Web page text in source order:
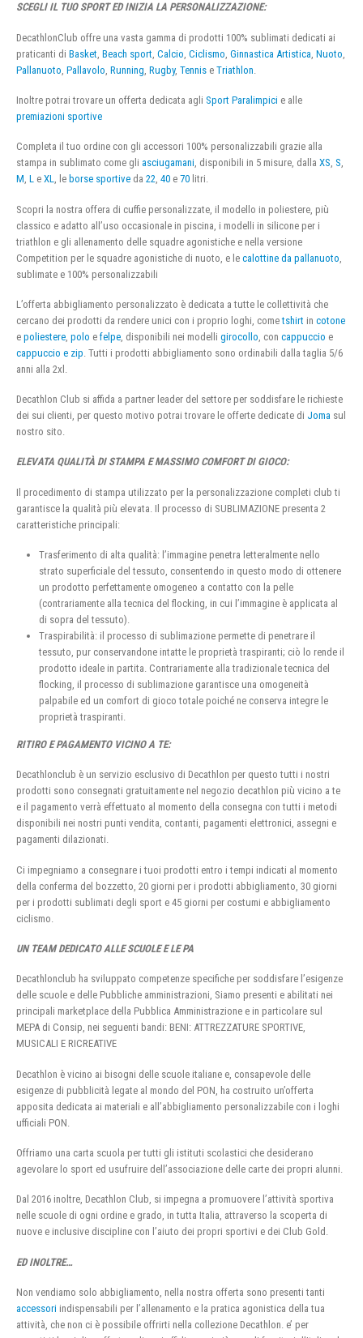
SCEGLI IL TUO SPORT ED INIZIA LA PERSONALIZZAZIONE:
DecathlonClub offre una vasta gamma di prodotti 100% sublimati dedicati ai
praticanti di Basket Beach sport Calcio Ciclismo Ginnastica Artistica Nuoto
Pallanuoto Pallavolo Running Rugby, Tennis e Triathlon
Inoltre potrai trovare un offerta dedicata agli Sport Paralimpici e alle
premiazioni sportive
Completa il tuo ordine con gli accessori 100% personalizzabili grazie alla
stampa in sublimato come gli asciugamani, disponibili in 5 misure, dalla XS, S,
M, L e XL, le borse sportive da 22, 40 e 70 litri.
Scopri la nostra offera di cuffie personalizzate, il modello in poliestere, più
classico e adatto all’uso occasionale in piscina, i modelli in silicone per i
triathlon e gli allenamento delle squadre agonistiche e nella versione
Competition per le squadre agonistiche di nuoto, e le calottine da pallanuoto
sublimate e 100% personalizzabili
L’offerta abbigliamento personalizzato è dedicata a tutte le collettività che
cercano dei prodotti da rendere unici con i proprio loghi, cometshirt in cotone
e poliestere polo e felpe , disponibili nei modelli girocollo , con cappuccio e
cappuccio e zip . Tutti i prodotti abbigliamento sono ordinabili dalla taglia 5/6
anni alla 2xl.
Decathlon Club si affida a partner leader del settore per soddisfare le richieste
dei sui clienti, per questo motivo potrai trovare le offerte dedicate di Joma sul
nostro sito.
ELEVATA QUALITÀ DI STAMPA E MASSIMO COMFORT DI GIOCO:
Il procedimento di stampa utilizzato per la personalizzazione completi club ti
garantisce la qualità più elevata. Il processo di SUBLIMAZIONE presenta 2
caratteristiche principali:
Trasferimento di alta qualità: l’immagine penetra letteralmente nello
strato superficiale del tessuto, consentendo in questo modo di ottenere
un prodotto perfettamente omogeneo a contatto con la pelle
(contrariamente alla tecnica del flocking, in cui l’immagine è applicata al
di sopra del tessuto).
Traspirabilità: il processo di sublimazione permette di penetrare il
tessuto, pur conservandone intatte le proprietà traspiranti; ciò lo rende il
prodotto ideale in partita. Contrariamente alla tradizionale tecnica del
flocking, il processo di sublimazione garantisce una omogeneità
palpabile ed un comfort di gioco totale poiché ne conserva integre le
proprietà traspiranti.
RITIRO E PAGAMENTO VICINO A TE:
Decathlonclub è un servizio esclusivo di Decathlon per questo tutti i nostri
prodotti sono consegnati gratuitamente nel negozio decathlon più vicino a te
e il pagamento verrà effettuato al momento della consegna con tutti i metodi
disponibili nei nostri punti vendita, contanti, pagamenti elettronici, assegni e
pagamenti dilazionati.
Ci impegniamo a consegnare i tuoi prodotti entro i tempi indicati al momento
della conferma del bozzetto, 20 giorni per i prodotti abbigliamento, 30 giorni
per i prodotti sublimati degli sport e 45 giorni per costumi e abbigliamento
ciclismo.
UN TEAM DEDICATO ALLE SCUOLE E LE PA
Decathlonclub ha sviluppato competenze specifiche per soddisfare l’esigenze
delle scuole e delle Pubbliche amministrazioni, Siamo presenti e abilitati nei
principali marketplace della Pubblica Amministrazione e in particolare sul
MEPA di Consip, nei seguenti bandi: BENI: ATTREZZATURE SPORTIVE,
MUSICALI E RICREATIVE
Decathlon è vicino ai bisogni delle scuole italiane e, consapevole delle
esigenze di pubblicità legate al mondo del PON, ha costruito un’offerta
apposita dedicata ai materiali e all’abbigliamento personalizzabile con i loghi
ufficiali PON.
Offriamo una carta scuola per tutti gli istituti scolastici che desiderano
agevolare lo sport ed usufruire dell’associazione delle carte dei propri alunni.
Dal 2016 inoltre, Decathlon Club, si impegna a promuovere l’attività sportiva
nelle scuole di ogni ordine e grado, in tutta Italia, attraverso la scoperta di
nuove e inclusive discipline con l’aiuto dei propri sportivi e dei Club Gold.
ED INOLTRE…
Non vendiamo solo abbigliamento, nella nostra offerta sono presenti tanti
accessori indispensabili per l’allenamento e la pratica agonistica della tua
attività, che non ci è possibile offrirti nella collezione Decathlon. e’ per